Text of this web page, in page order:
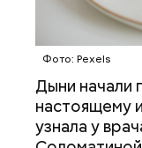
Фото: Pexels
Дыни начали
настоящему
узнала у
— Если